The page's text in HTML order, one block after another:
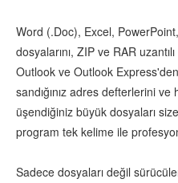
Word (.Doc), Excel,
dosyalarını, ZIP ve RAR uzantılı
Outlook ve Outlook
sandığınız adres defterlerini
üşendiğiniz büyük dosyaları
program tek kelime ile
Sadece dosyaları değil